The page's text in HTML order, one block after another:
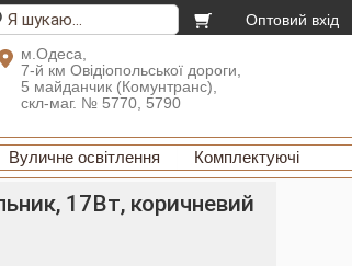
Оптовий вхід
м.Одеса,
7-й км Овідіопольської дороги,
5 майданчик (Комунтранс),
скл-маг. № 5770, 5790
Вуличне освітлення Комплектуючі
17Вт, коричневий